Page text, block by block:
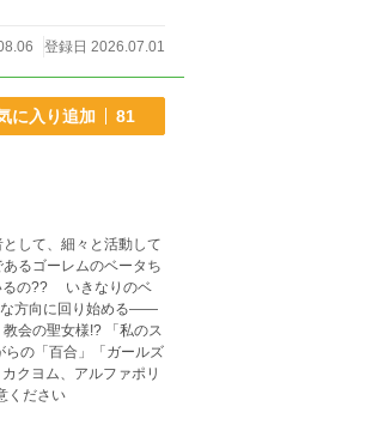
登録日 2026.07.01
に入り追加 81
るゴーレムのベータち
るの?? いきなりのベ
な方向に回り始める――
女様!? 「私のス
クヨム、アルファポリ
ください